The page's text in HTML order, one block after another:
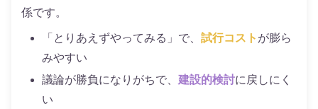
係です。
「とりあえずやってみる」で、試行コスト が膨ら
みやすい
議論が勝負になりがちで、建設的検討に戻しにく
い